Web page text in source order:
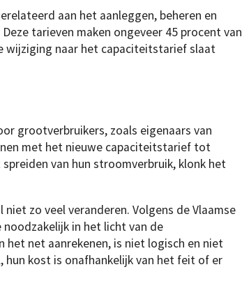
aan het aanleggen, beheren en
tarieven maken ongeveer 45 procent van
wijziging naar het capaciteitstarief slaat
grootverbruikers, zoals eigenaars van
met het nieuwe capaciteitstarief tot
van hun stroomverbruik, klonk het
zo veel veranderen. Volgens de Vlaamse
in het licht van de
net aanrekenen, is niet logisch en niet
kost is onafhankelijk van het feit of er